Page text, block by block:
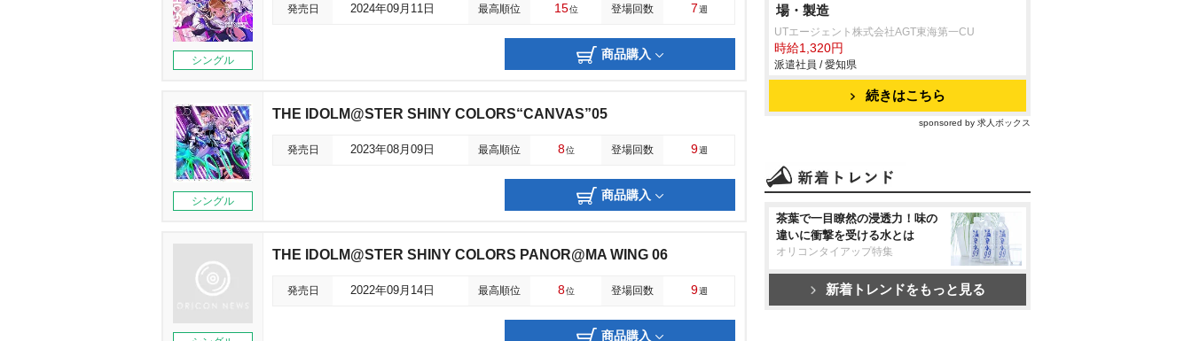
シングル
発売日 2024年09月11日 最高順位 15位 登場回数 7週
商品購入
シングル
THE IDOLM@STER SHINY COLORS“CANVAS”05
発売日 2023年08月09日 最高順位 8位 登場回数 9週
商品購入
THE IDOLM@STER SHINY COLORS PANOR@MA WING 06
発売日 2022年09月14日 最高順位 8位 登場回数 9週
商品購入
場・製造
UTエージェント株式会社AGT東海第一CU
時給1,320円
派遣社員 / 愛知県
続きはこちら
sponsored by 求人ボックス
茶葉で一目瞭然の浸透力！味の
違いに衝撃を受ける水とは
オリコンタイアップ特集
新着トレンドをもっと見る